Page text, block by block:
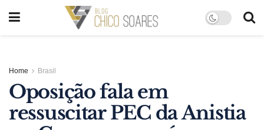
Home Brasil
Oposição fala em
ressuscitar PEC da Anistia